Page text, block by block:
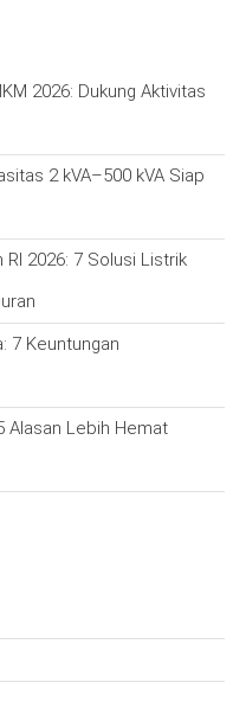
2026: Dukung Aktivitas
2 kVA–500 kVA Siap
2026: 7 Solusi Listrik
7 Keuntungan
Alasan Lebih Hemat